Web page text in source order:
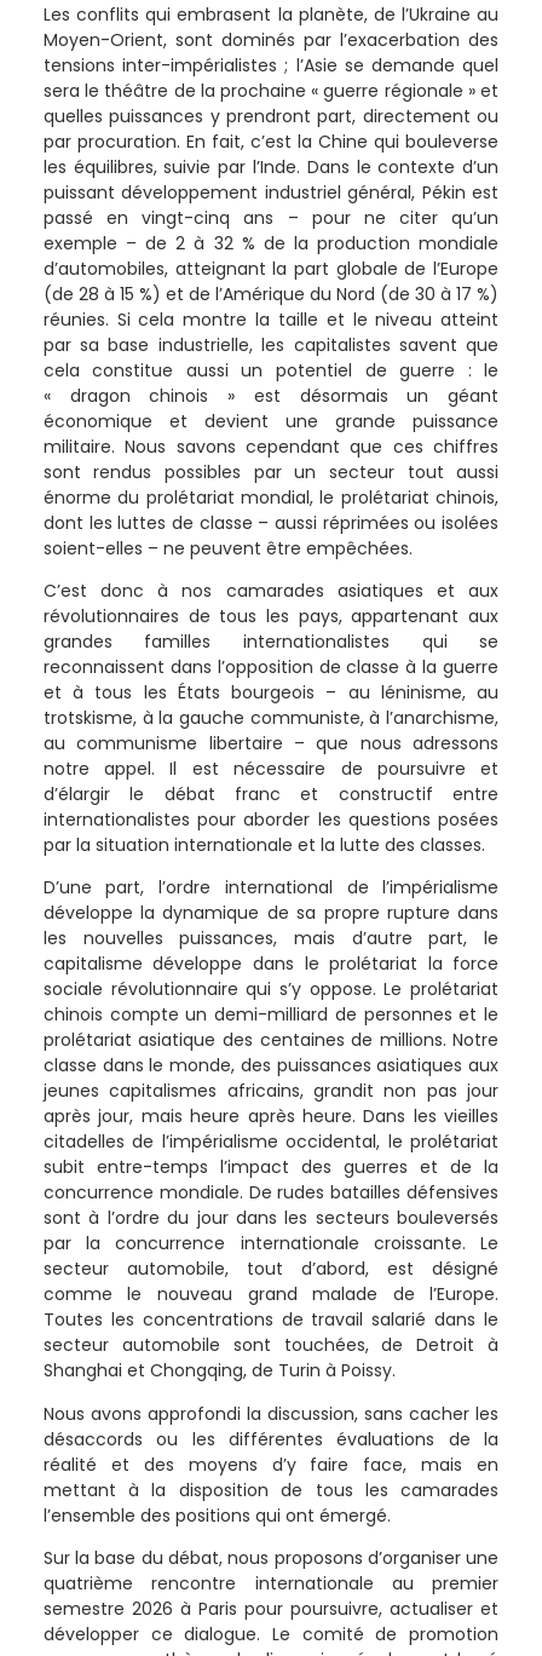
Les conflits qui embrasent la planète, de l’Ukraine au
Moyen-Orient, sont dominés par l’exacerbation des
tensions inter-impérialistes ; l’Asie se demande quel
sera le théâtre de la prochaine « guerre régionale » et
quelles puissances y prendront part, directement ou
par procuration. En fait, c’est la Chine qui bouleverse
les équilibres, suivie par l’Inde. Dans le contexte d’un
puissant développement industriel général, Pékin est
passé en vingt-cinq ans – pour ne citer qu’un
exemple – de 2 à 32 % de la production mondiale
d’automobiles, atteignant la part globale de l’Europe
(de 28 à 15 %) et de l’Amérique du Nord (de 30 à 17 %)
réunies. Si cela montre la taille et le niveau atteint
par sa base industrielle, les capitalistes savent que
cela constitue aussi un potentiel de guerre : le
« dragon chinois » est désormais un géant
économique et devient une grande puissance
militaire. Nous savons cependant que ces chiffres
sont rendus possibles par un secteur tout aussi
énorme du prolétariat mondial, le prolétariat chinois,
dont les luttes de classe – aussi réprimées ou isolées
soient-elles – ne peuvent être empêchées.
C’est donc à nos camarades asiatiques et aux
révolutionnaires de tous les pays, appartenant aux
grandes familles internationalistes qui se
reconnaissent dans l’opposition de classe à la guerre
et à tous les États bourgeois – au léninisme, au
trotskisme, à la gauche communiste, à l’anarchisme,
au communisme libertaire – que nous adressons
notre appel. Il est nécessaire de poursuivre et
d’élargir le débat franc et constructif entre
internationalistes pour aborder les questions posées
par la situation internationale et la lutte des classes.
D’une part, l’ordre international de l’impérialisme
développe la dynamique de sa propre rupture dans
les nouvelles puissances, mais d’autre part, le
capitalisme développe dans le prolétariat la force
sociale révolutionnaire qui s’y oppose. Le prolétariat
chinois compte un demi-milliard de personnes et le
prolétariat asiatique des centaines de millions. Notre
classe dans le monde, des puissances asiatiques aux
jeunes capitalismes africains, grandit non pas jour
après jour, mais heure après heure. Dans les vieilles
citadelles de l’impérialisme occidental, le prolétariat
subit entre-temps l’impact des guerres et de la
concurrence mondiale. De rudes batailles défensives
sont à l’ordre du jour dans les secteurs bouleversés
par la concurrence internationale croissante. Le
secteur automobile, tout d’abord, est désigné
comme le nouveau grand malade de l’Europe.
Toutes les concentrations de travail salarié dans le
secteur automobile sont touchées, de Detroit à
Shanghai et Chongqing, de Turin à Poissy.
Nous avons approfondi la discussion, sans cacher les
désaccords ou les différentes évaluations de la
réalité et des moyens d’y faire face, mais en
mettant à la disposition de tous les camarades
l’ensemble des positions qui ont émergé.
Sur la base du débat, nous proposons d’organiser une
quatrième rencontre internationale au premier
semestre 2026 à Paris pour poursuivre, actualiser et
développer ce dialogue. Le comité de promotion